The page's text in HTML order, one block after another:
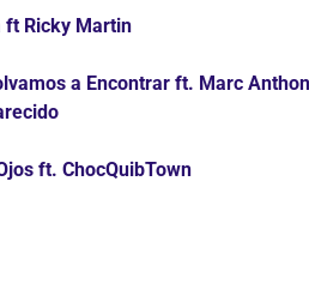
ft Ricky Martin
a Encontrar ft. Marc
ft. ChocQuibTown